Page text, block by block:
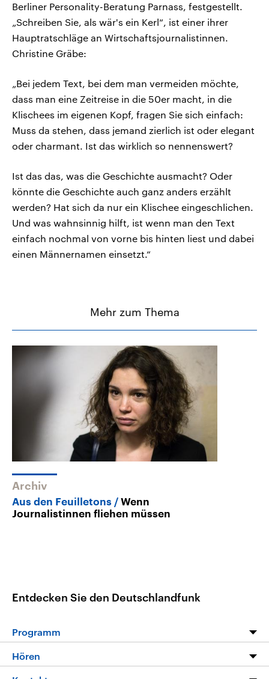
Berliner Personality-Beratung Parnass, festgestellt.
„Schreiben Sie, als wär's ein Kerl“, ist einer ihrer
Hauptratschläge an Wirtschaftsjournalistinnen.
Christine Gräbe:
„Bei jedem Text, bei dem man vermeiden möchte,
dass man eine Zeitreise in die 50er macht, in die
Klischees im eigenen Kopf, fragen Sie sich einfach:
Muss da stehen, dass jemand zierlich ist oder elegant
oder charmant. Ist das wirklich so nennenswert?
Ist das das, was die Geschichte ausmacht? Oder
könnte die Geschichte auch ganz anders erzählt
werden? Hat sich da nur ein Klischee eingeschlichen.
Und was wahnsinnig hilft, ist wenn man den Text
einfach nochmal von vorne bis hinten liest und dabei
einen Männernamen einsetzt.“
Mehr zum Thema
Archiv
Aus den Feuilletons
Wenn
Journalistinnen fliehen müssen
Entdecken Sie den Deutschlandfunk
Programm
Programm
Hören
Livestream